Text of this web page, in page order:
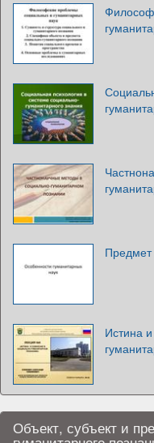
Предмет
Истина
Объект, субъект и